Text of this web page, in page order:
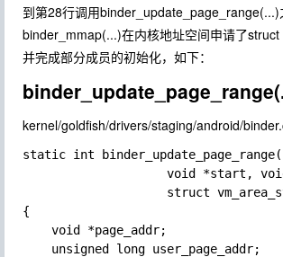
到第28行调用binder_update_page_range(...)
binder_mmap(...)在内核地址空间申请了struct
并完成部分成员的初始化，如下：
kernel/goldfish/drivers/staging/android/
static int
void *start,
struct
{
    void *page_addr;
    unsigned long user_page_addr;